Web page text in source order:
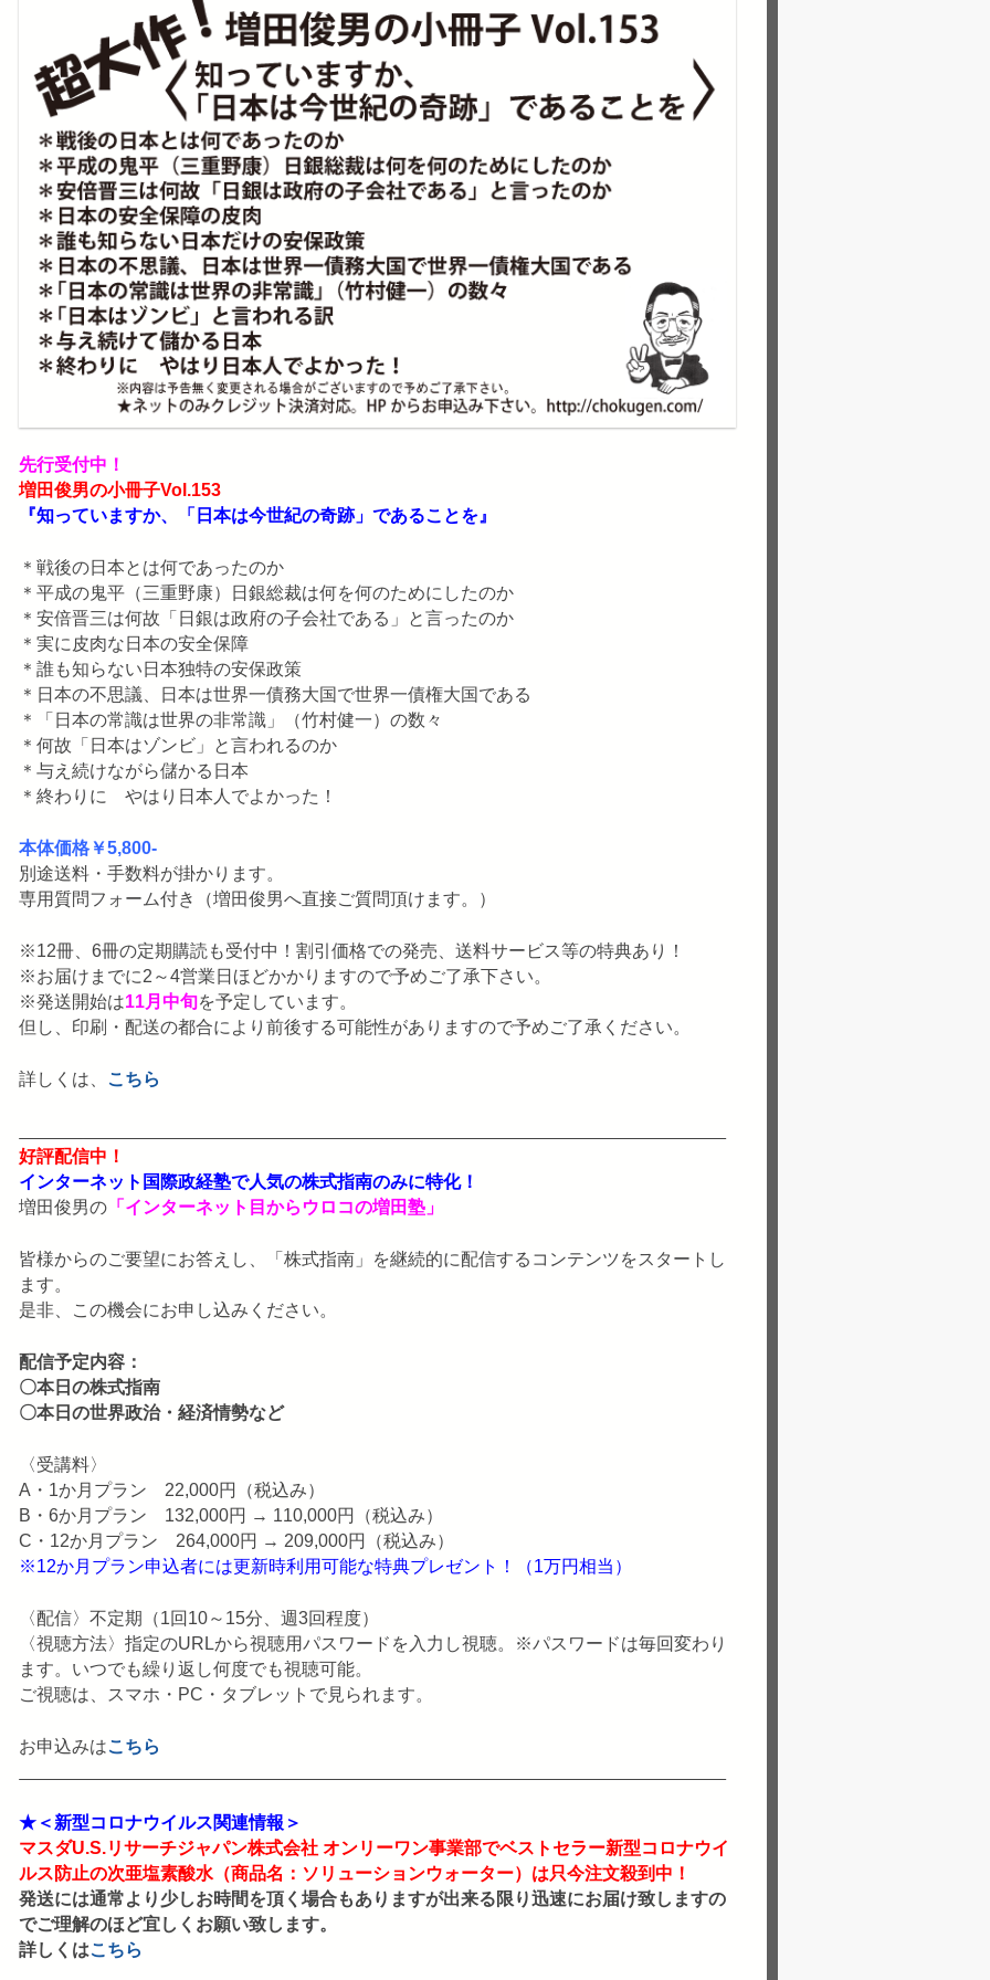
先行受付中！
増田俊男の小冊子Vol.153
『知っていますか、「日本は今世紀の奇跡」であることを』
＊戦後の日本とは何であったのか
＊平成の鬼平（三重野康）日銀総裁は何を何のためにしたのか
＊安倍晋三は何故「日銀は政府の子会社である」と言ったのか
＊実に皮肉な日本の安全保障
＊誰も知らない日本独特の安保政策
＊日本の不思議、日本は世界一債務大国で世界一債権大国である
＊「日本の常識は世界の非常識」（竹村健一）の数々
＊何故「日本はゾンビ」と言われるのか
＊与え続けながら儲かる日本
＊終わりに やはり日本人でよかった！
本体価格￥5,800-
別途送料・手数料が掛かります。
専用質問フォーム付き（増田俊男へ直接ご質問頂けます。）
※12冊、6冊の定期購読も受付中！割引価格での発売、送料サービス等の特典あり！
※お届けまでに2～4営業日ほどかかりますので予めご了承下さい。
※発送開始は11月中旬を予定しています。
但し、印刷・配送の都合により前後する可能性がありますので予めご了承ください。
詳しくは、 こちら
好評配信中！
インターネット国際政経塾で人気の株式指南のみに特化！
増田俊男の 「インターネット目からウロコの増田塾」
皆様からのご要望にお答えし、「株式指南」を継続的に配信するコンテンツをスタートし
ます。
是非、この機会にお申し込みください。
配信予定内容：
〇本日の株式指南
〇本日の世界政治・経済情勢など
〈受講料〉
A・1か月プラン 22,000円（税込み）
B・6か月プラン 132,000円 → 110,000円（税込み）
C・12か月プラン 264,000円 → 209,000円（税込み）
※12か月プラン申込者には更新時利用可能な特典プレゼント！（1万円相当）
〈配信〉不定期（1回10～15分、週3回程度）
〈視聴方法〉指定のURLから視聴用パスワードを入力し視聴。※パスワードは毎回変わり
ます。いつでも繰り返し何度でも視聴可能。
ご視聴は、スマホ・PC・タブレットで見られます。
お申込みはこちら
★＜新型コロナウイルス関連情報＞
マスダU.S.リサーチジャパン株式会社 オンリーワン事業部でベストセラー新型コロナウイ
ルス防止の次亜塩素酸水（商品名： ソリューションウォーター）は只今注文殺到中！
発送には通常より少しお時間を頂く場合もありますが出来る限り迅速にお届け致しますの
でご理解のほど宜しくお願い致します。
詳しくはこちら